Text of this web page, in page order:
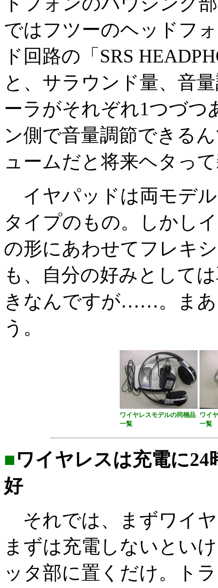
ではフツーのヘッドフ
ド回路の「SRS
と、サラウンド量、音
ーラがそれぞれ1つづつ
ン側で音量調節できる
ュームだと将来ヘタっ
イヤパッドは両モデ
タイプのもの。しかし
の形にあわせてフレキ
も、自分の好みとして
きなんですが……。まあ
う。
ワイヤレスモデルの同梱品
一覧
ワイ
一覧
■ワイヤレスは充電に
好
それでは、まずワイ
まずは充電しないとい
ッタ部に置くだけ。ト